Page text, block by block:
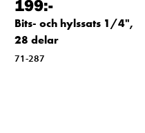
199:-
Bits- och hylssats 1/4",
28 delar
71-287